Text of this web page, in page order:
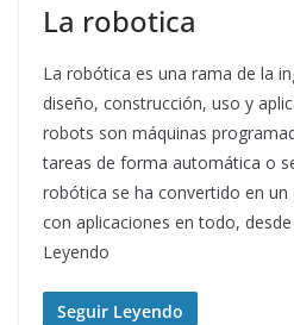
La robotica
La robótica es una rama de la
diseño, construcción, uso y
robots son máquinas
tareas de forma automática o
robótica se ha convertido en
con aplicaciones en todo,
Leyendo
Seguir Leyendo